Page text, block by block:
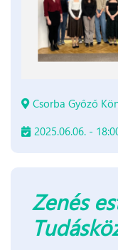
Csorba Győző
2025.06.06. -
Zenés